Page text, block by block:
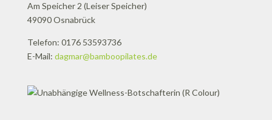
Am Speicher 2 (Leiser Speicher)
49090 Osnabrück
Telefon: 0176 53593736
E-Mail: dagmar@bamboopilates.de